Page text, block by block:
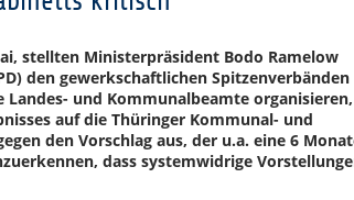
stellten Ministerpräsident Bodo Ramelow
den gewerkschaftlichen Spitzenverbänden
und Kommunalbeamte organisieren,
auf die Thüringer Kommunal- und
den Vorschlag aus, der u.a. eine 6
dass systemwidrige